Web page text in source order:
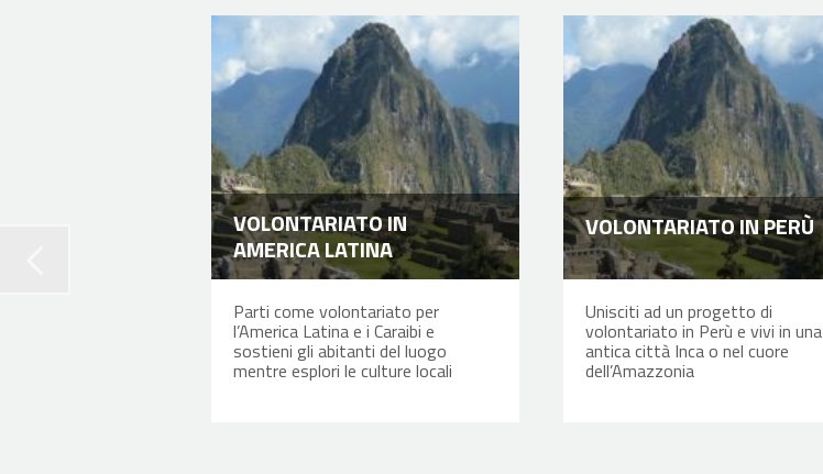
VOLONTARIATO IN
AMERICA LATINA
Parti come volontariato per
l’America Latina e i Caraibi e
sostieni gli abitanti del luogo
mentre esplori le culture locali
VOLONTARIATO IN PERÙ
Unisciti ad un progetto di
volontariato in Perù e vivi in una
antica città Inca o nel cuore
dell’Amazzonia